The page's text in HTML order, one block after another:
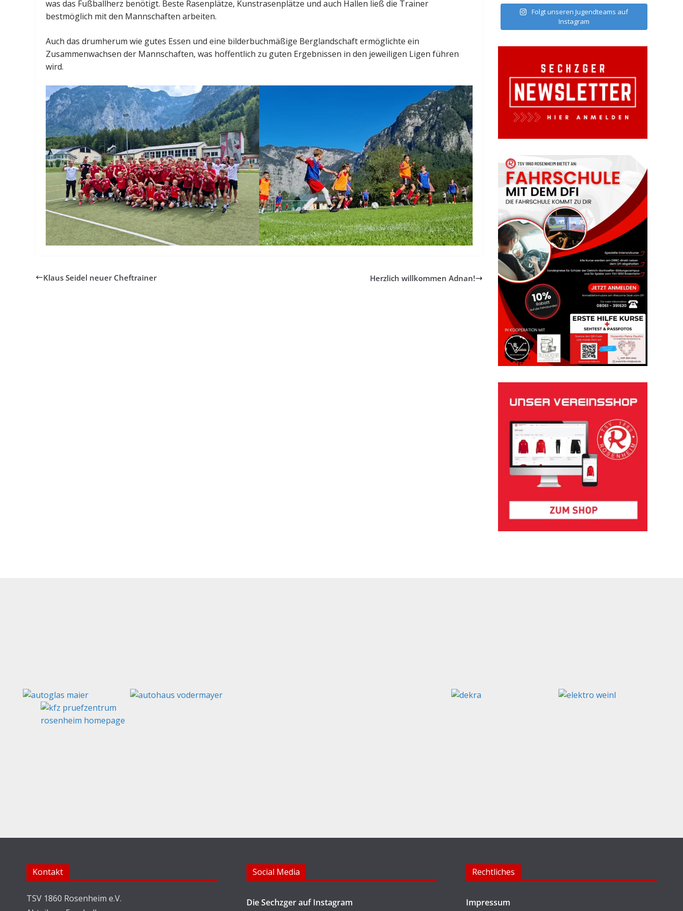
was das Fußballherz benötigt. Beste Rasenplätze, Kunstrasenplätze und auch Hallen ließ die Trainer
bestmöglich mit den Mannschaften arbeiten.
Auch das drumherum wie gutes Essen und eine bilderbuchmäßige Berglandschaft ermöglichte ein
Zusammenwachsen der Mannschaften, was hoffentlich zu guten Ergebnissen in den jeweiligen Ligen führen
wird.
Klaus Seidel neuer Cheftrainer Herzlich willkommen Adnan!
Folgt unseren Jugendteams auf
Instagram
Kontakt
TSV 1860 Rosenheim e.V.
Social Media
Die Sechzger auf Instagram
Rechtliches
Impressum